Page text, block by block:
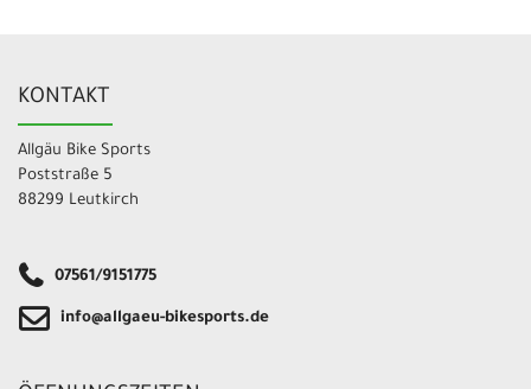
KONTAKT
Allgäu Bike Sports
Poststraße 5
88299 Leutkirch
07561/9151775
info@allgaeu-bikesports.de